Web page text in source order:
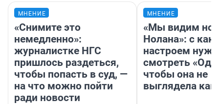
МНЕНИЕ
«Снимите это
немедленно»:
журналистке НГС
пришлось раздеться,
чтобы попасть в суд, —
на что можно пойти
ради новости
МНЕНИЕ
«Мы видим
Нолана»: с
настроем
смотреть
чтобы она не
выглядела как